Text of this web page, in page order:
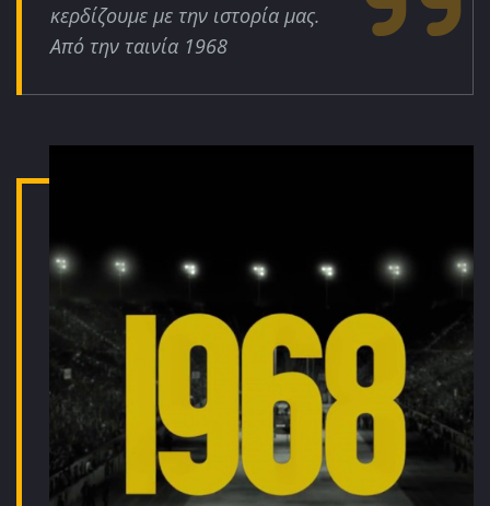
κερδίζουμε με την ιστορία μας.
Από την ταινία 1968